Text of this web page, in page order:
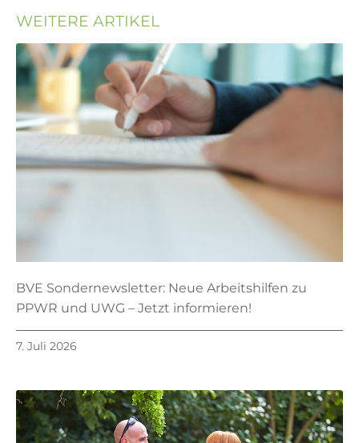
WEITERE ARTIKEL
BVE Sondernewsletter: Neue Arbeitshilfen zu
PPWR und UWG – Jetzt informieren!
7. Juli 2026